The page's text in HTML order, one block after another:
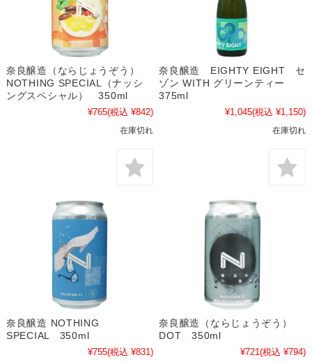
奈良醸造（ならじょうぞう）
NOTHING SPECIAL（ナッシ
ングスペシャル） 350ml
¥765(税込 ¥842)
在庫切れ
奈良醸造 EIGHTY EIGHT セ
ゾン WITH グリーンティー
375ml
¥1,045(税込 ¥1,150)
在庫切れ
奈良醸造 NOTHING
SPECIAL 350ml
¥755(税込 ¥831)
奈良醸造（ならじょうぞう）
DOT 350ml
¥721(税込 ¥794)